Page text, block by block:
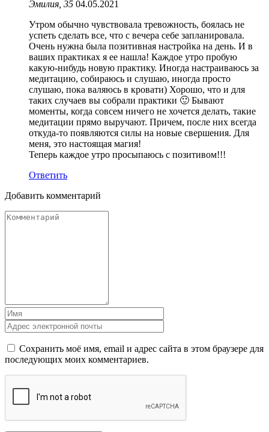
Эмилия, 35 04.05.2021
Утром обычно чувствовала тревожность, боялась не
успеть сделать все, что с вечера себе запланировала.
Очень нужна была позитивная настройка на день. И в
ваших практиках я ее нашла! Каждое утро пробую
какую-нибудь новую практику. Иногда настраиваюсь за
медитацию, собираюсь и слушаю, иногда просто
слушаю, пока валяюсь в кровати) Хорошо, что и для
таких случаев вы собрали практики 🙂 Бывают
моменты, когда совсем ничего не хочется делать, такие
медитации прямо выручают. Причем, после них всегда
откуда-то появляются силы на новые свершения. Для
меня, это настоящая магия!
Теперь каждое утро просыпаюсь с позитивом!!!
Ответить
Добавить комментарий
Сохранить моё имя, email и адрес сайта в этом браузере для
последующих моих комментариев.